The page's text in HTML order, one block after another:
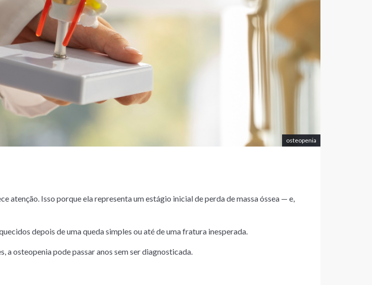
osteopenia
atenção. Isso porque ela representa um estágio inicial de perda de massa óssea — e,
depois de uma queda simples ou até de uma fratura inesperada.
a osteopenia pode passar anos sem ser diagnosticada.